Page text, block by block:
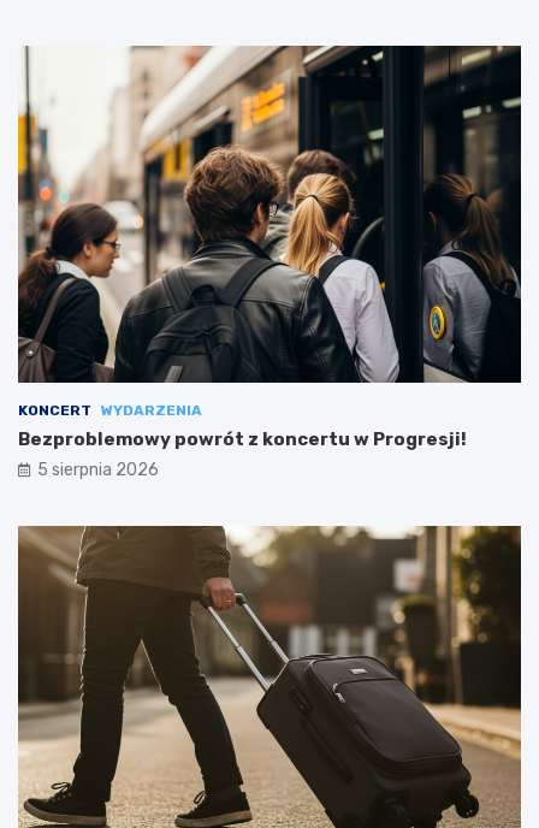
KONCERT WYDARZENIA
Bezproblemowy powrót z koncertu w Progresji!
5 sierpnia 2026